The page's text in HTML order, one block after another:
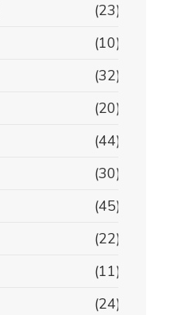
(23)
(10)
(32)
(20)
(44)
(30)
(45)
(22)
(11)
(24)